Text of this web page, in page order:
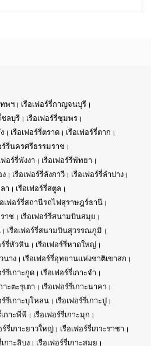
ทพฯ
เรือเฟอร์รี่กาญจนบุรี
ชลบุรี
เรือเฟอร์รี่ชุมพร
เรือเฟอร์รี่ตราด
เรือเฟอร์รี่ตาก
ร์รี่นครศรีธรรมราช
ฟอร์รี่พังงา
เรือเฟอร์รี่พัทยา
ง เรือเฟอร์รี่ลังกาวี
เรือเฟอร์รี่ลำปาง
า
เรือเฟอร์รี่สตูล
อเฟอร์รี่สถานีรถไฟสุราษฎร์ธานี
าช
เรือเฟอร์รี่สนามบินสมุย
เรือเฟอร์รี่สนามบินสุวรรณภูมิ
ร์รี่หัวหิน
เรือเฟอร์รี่หาดใหญ่
นาง
เรือเฟอร์รี่อุทยานแห่งชาติเขาสก
ร์รี่เกาะกูด
เรือเฟอร์รี่เกาะจำ
าะตะรุเตา
เรือเฟอร์รี่เกาะนาคา
ร์รี่เกาะบุโหลน
เรือเฟอร์รี่เกาะปู
เกาะพีพี
เรือเฟอร์รี่เกาะมุก
ร์รี่เกาะยาวใหญ่
เรือเฟอร์รี่เกาะราชา
เกาะลิบง
เรือเฟอร์รี่เกาะสมุย